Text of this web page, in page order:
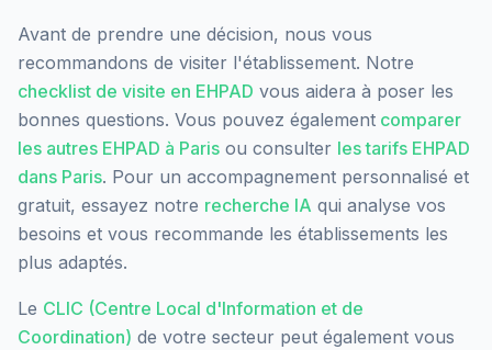
Avant de prendre une décision, nous vous
recommandons de visiter l'établissement. Notre
checklist de visite en EHPAD vous aidera à poser les
bonnes questions. Vous pouvez également comparer
les autres EHPAD à Paris ou consulter les tarifs EHPAD
dans Paris. Pour un accompagnement personnalisé et
gratuit, essayez notre recherche IA qui analyse vos
besoins et vous recommande les établissements les
plus adaptés.
Le CLIC (Centre Local d'Information et de
Coordination) de votre secteur peut également vous